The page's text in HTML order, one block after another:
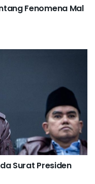
Fenomena Mal
Surat Presiden